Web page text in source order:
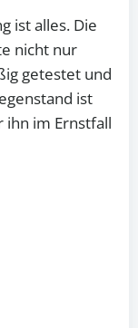
ist alles. Die
nicht nur
getestet und
ist
ihn im Ernstfall